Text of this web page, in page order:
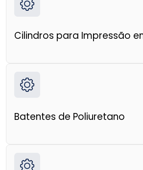
Cilindros para Impressão
Batentes de Poliuretano